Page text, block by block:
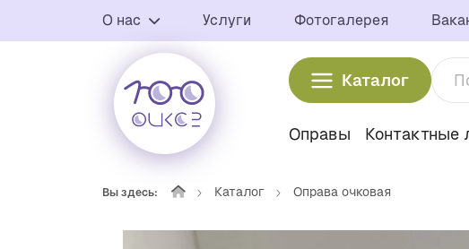
О нас Услуги Фотогалерея
Каталог
Оправы Контактные
Вы здесь: Каталог Оправа очковая